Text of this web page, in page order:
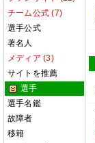
チーム公式 (7)
選手公式
著名人
メディア (3)
サイトを推薦
選手
選手名鑑
故障者
移籍